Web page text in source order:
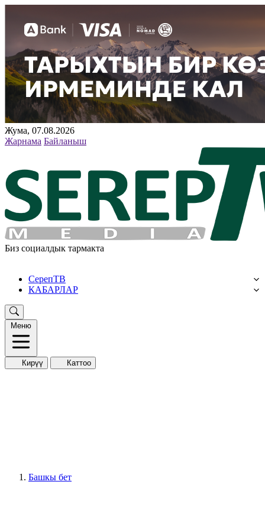
Жума, 07.08.2026
Жарнама Байланыш
Биз социалдык тармакта
СерепТВ
КАБАРЛАР
Меню
Кирүү Каттоо
Башкы бет